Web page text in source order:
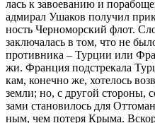
лась к за­во­е­ва­нию и
адми­рал Уша­ков по­лу­чил
ность Чер­но­мор­ский флот.
за­клю­ча­лась в том, что не
про­тив­ни­ка – Тур­ции или
жи. Фран­ция под­стре­ка­ла
кам, ко­неч­но же, хо­те­лось
зем­ли; но, с дру­гой сто­ро­ны,
за­ми ста­но­ви­лось для
ным, чем по­те­ря Кры­ма.